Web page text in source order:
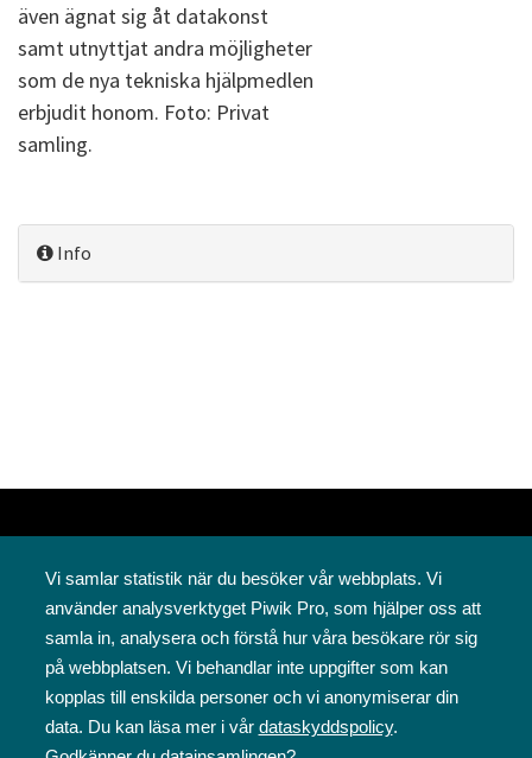
även ägnat sig åt datakonst
samt utnyttjat andra möjligheter
som de nya tekniska hjälpmedlen
erbjudit honom. Foto: Privat
samling.
Info
Svenska folkskolans vänner rf
Annegatan 12
00120 Helsingfors
Vi samlar statistik när du besöker vår webbplats. Vi
använder analysverktyget Piwik Pro, som hjälper oss att
samla in, analysera och förstå hur våra besökare rör sig
på webbplatsen. Vi behandlar inte uppgifter som kan
kopplas till enskilda personer och vi anonymiserar din
data. Du kan läsa mer i vår dataskyddspolicy.